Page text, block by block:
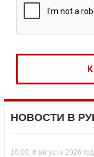
НОВОСТИ В
18:00, 6 августа 2026